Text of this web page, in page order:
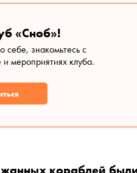
«Сноб»!
себе, знакомьтесь с
мероприятиях клуба.